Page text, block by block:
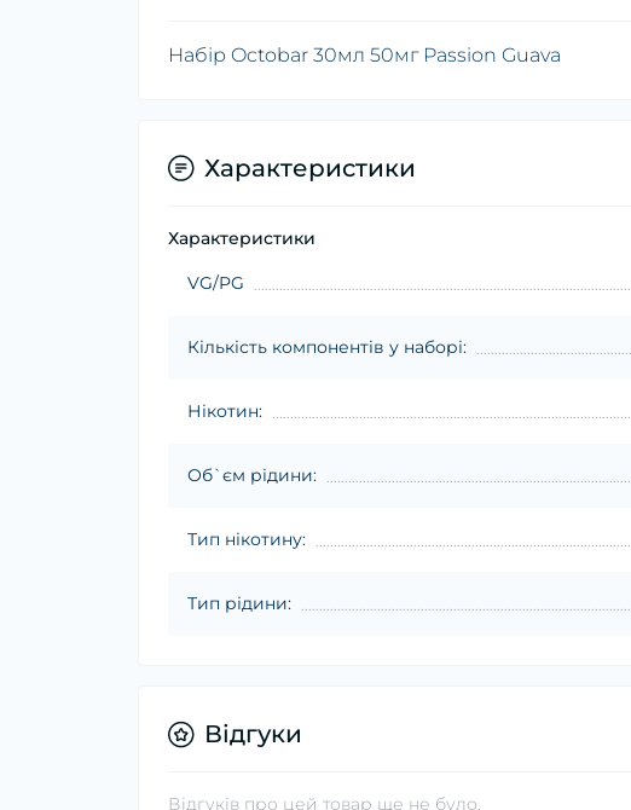
Набір Octobar 30мл 50мг Passion Guava
Характеристики
Характеристики
VG/PG
Кількість компонентів у наборі:
Нікотин:
Об`єм рідини:
Тип нікотину:
Тип рідини:
Відгуки
Відгуків про цей товар ще не було.